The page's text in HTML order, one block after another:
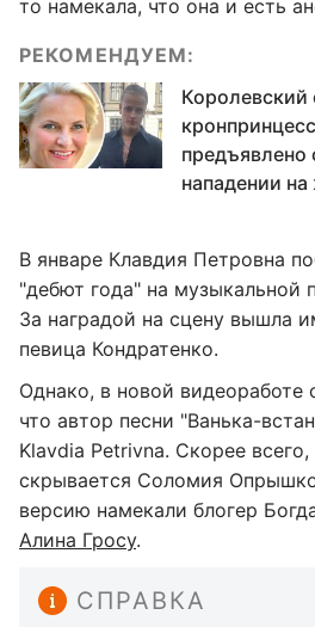
то намекала, что она и есть
РЕКОМЕНДУЕМ:
Королевский
предъявлено
нападении
В январе Клавдия Петровна
"дебют года" на музыкальной
За наградой на сцену вышла
певица Кондратенко.
Однако, в новой видеоработе
что автор песни "Ванька-
Klavdia Petrivna. Скорее
скрывается Соломия
версию намекали блогер
Алина Гросу.
СПРАВКА